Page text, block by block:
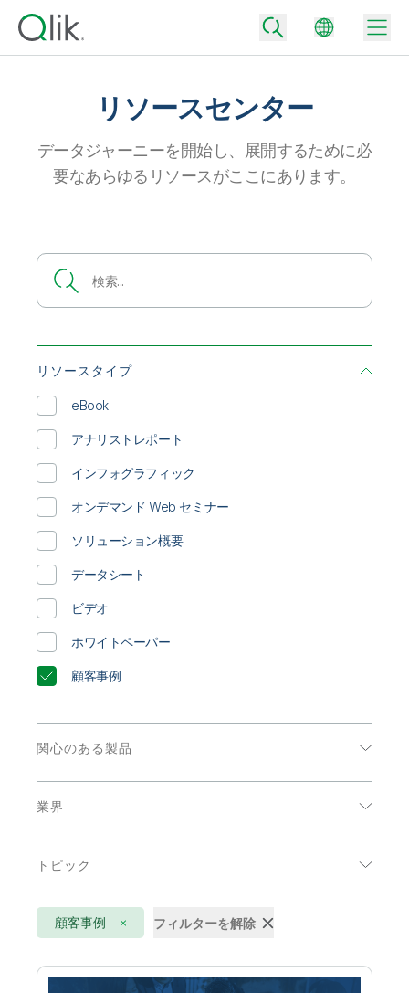
コミュニティ
カスタマーサポート
カスタマーポータル
製品関連
採用情報
事業所 / 連絡先
Qlik
Talend
Back
テクノロジーパートナーとの連携
Back
データ分析と AI
すべての製品
データ統合とデータ品質の価格
適切なデータ統合プランで、信頼できるデータを迅速に提供し、よりスマー
トな意思決定を促進します。
の達成をサポートします。
イベント / Web セミナー
リソースライブラリ
コミュニティ
リソースセンター
データジャーニーを開始し、展開するために必
要なあらゆるリソースがここにあります。
リソースタイプ
eBook
アナリストレポート
インフォグラフィック
オンデマンド Web セミナー
ソリューション概要
データシート
ビデオ
ホワイトペーパー
顧客事例
関心のある製品
データ分析
業界
エネルギーおよび公共事業
コミュニケーション
ハイテク
公共部門
医療
トピック
DataOps
IoT アナリティクス
顧客事例 フィルターを解除